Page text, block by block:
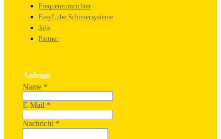
Frequenzumrichter
EasyLube Schmiersysteme
Jobs
Partner
Anfrage
Name *
E-Mail *
Nachricht *